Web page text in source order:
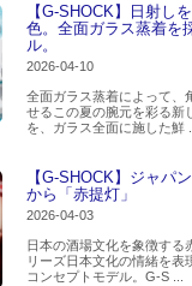
【G-SHOCK】日射し
色。全面ガラス蒸着を
ル。
2026-04-10
全面ガラス蒸着によって、
せるこの夏の腕元を彩る新
を、ガラス全面に施した鮮 ...
【G-SHOCK】ジャパ
から「赤提灯」
2026-04-03
日本の酒場文化を象徴する
リーズ日本文化の情緒を表
コンセプトモデル。G-S ...